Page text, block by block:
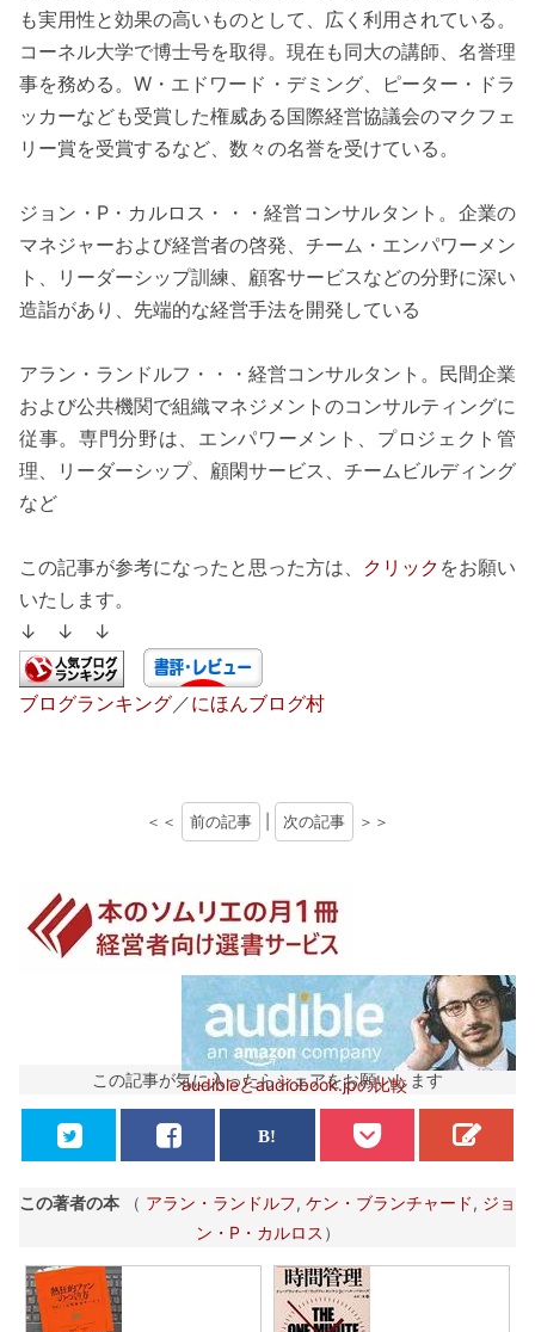
も実用性と効果の高いものとして、広く利用されている。
コーネル大学で博士号を取得。現在も同大の講師、名誉理
事を務める。W・エドワード・デミング、ピーター・ドラ
ッカーなども受賞した権威ある国際経営協議会のマクフェ
リー賞を受賞するなど、数々の名誉を受けている。
ジョン・P・カルロス・・・経営コンサルタント。企業の
マネジャーおよび経営者の啓発、チーム・エンパワーメン
ト、リーダーシップ訓練、顧客サービスなどの分野に深い
造詣があり、先端的な経営手法を開発している
アラン・ランドルフ・・・経営コンサルタント。民間企業
および公共機関で組織マネジメントのコンサルティングに
従事。専門分野は、エンパワーメント、プロジェクト管
理、リーダーシップ、顧閑サービス、チームビルディング
など
この記事が参考になったと思った方は、 クリック をお願い
いたします。
↓ ↓ ↓
ブログランキング ／にほんブログ村
＜＜ 前の記事 次の記事 ＞＞
audibleとaudiobook.jpの比較
この記事が気に入ったらシェアをお願いします
この著者の本 （ アラン・ランドルフ, ケン・ブランチャード, ジョ
ン・P・カルロス ）